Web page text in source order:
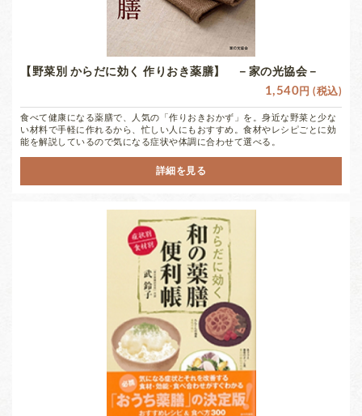
【野菜別 からだに効く 作りおき薬膳】 －家の光協会－
1,540 円 (税込)
食べて健康になる薬膳で、人気の「作りおきおかず」を。身近な野菜と少な
い材料で手軽に作れるから、忙しい人にもおすすめ。食材やレシピごとに効
能を解説しているので気になる症状や体調に合わせて選べる。
詳細を見る